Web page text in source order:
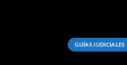
GUÍAS JUDICIALES